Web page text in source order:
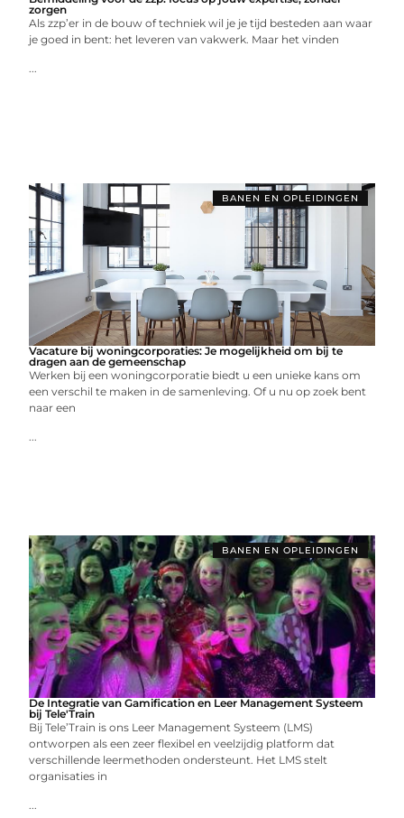
zorgen
Als zzp’er in de bouw of techniek wil je je tijd besteden aan waar
je goed in bent: het leveren van vakwerk. Maar het vinden
...
BANEN EN OPLEIDINGEN
Vacature bij woningcorporaties: Je mogelijkheid om bij te
dragen aan de gemeenschap
Werken bij een woningcorporatie biedt u een unieke kans om
een verschil te maken in de samenleving. Of u nu op zoek bent
naar een
...
BANEN EN OPLEIDINGEN
De Integratie van Gamification en Leer Management Systeem
bij Tele'Train
Bij Tele’Train is ons Leer Management Systeem (LMS)
ontworpen als een zeer flexibel en veelzijdig platform dat
verschillende leermethoden ondersteunt. Het LMS stelt
organisaties in
...